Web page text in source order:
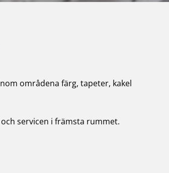
områdena färg, tapeter, kakel
servicen i främsta rummet.